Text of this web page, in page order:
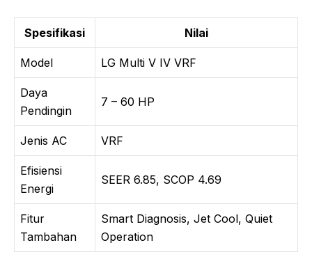
Spesifikasi Nilai
Model LG Multi V IV VRF
Daya
Pendingin
7 – 60 HP
Jenis AC VRF
Efisiensi
Energi
SEER 6.85, SCOP 4.69
Fitur
Tambahan
Smart Diagnosis, Jet Cool, Quiet
Operation